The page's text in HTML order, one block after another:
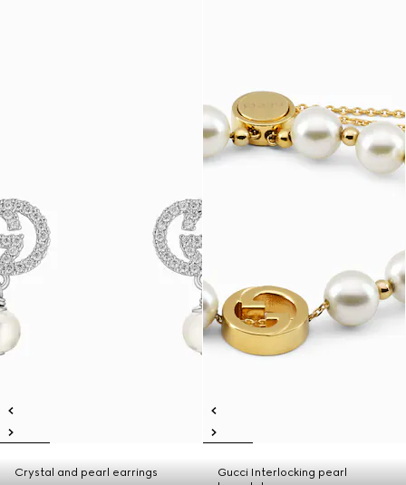
Crystal and pearl earrings
Gucci Interlocking pearl